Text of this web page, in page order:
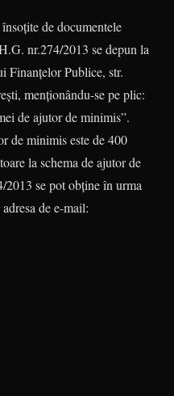
de documentele
nr.274/2013 se depun la
Finanţelor Publice, str.
menţionându-se pe plic:
de ajutor de minimis”.
de minimis este de 400
la schema de ajutor de
se pot obţine în urma
de e-mail: